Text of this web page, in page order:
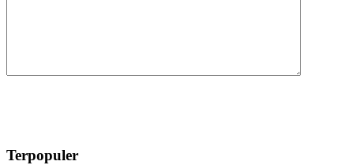
Terpopuler